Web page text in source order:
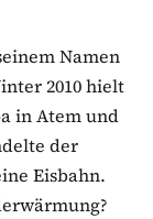
Namen
2010 hielt
in Atem und
der
Eisbahn.